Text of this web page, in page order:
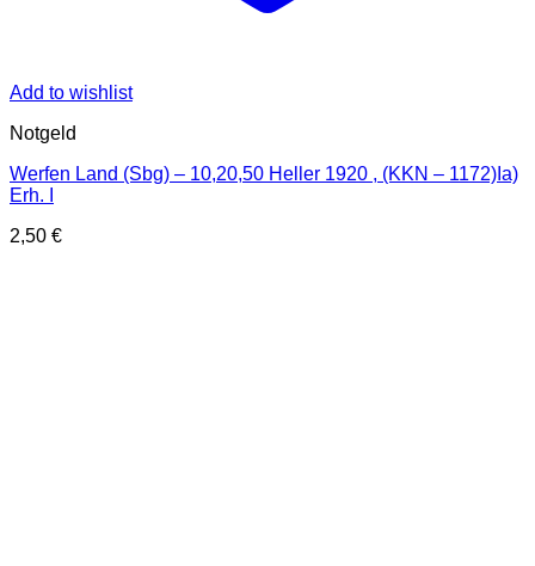
Add to wishlist
Notgeld
Werfen Land (Sbg) – 10,20,50 Heller 1920 , (KKN – 1172)Ia)
Erh. I
2,50 €